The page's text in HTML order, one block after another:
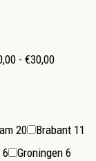
- €30,00
20 Brabant 11
6 Groningen 6